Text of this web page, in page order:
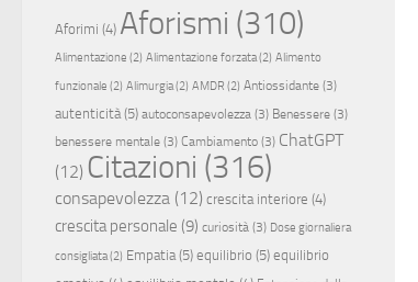
Aforimi (4) Aforismi (310)
Alimentazione (2) Alimentazione forzata(2) Alimento
funzionale (2) Alimurgia(2) AMDR (2) Antiossidante (3)
autenticità (5) autoconsapevolezza (3) Benessere (3)
benessere mentale (3) Cambiamento (3) ChatGPT
(12) Citazioni (316)
consapevolezza (12) crescita interiore (4)
crescita personale (9) curiosità (3) Dose giornaliera
consigliata(2) Empatia (5) equilibrio (5) equilibrio